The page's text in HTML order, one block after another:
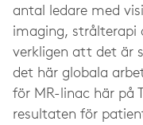
antal ledare med
imaging, strålterapi
verkligen att det är
det här globala
för MR-linac här på
resultaten för